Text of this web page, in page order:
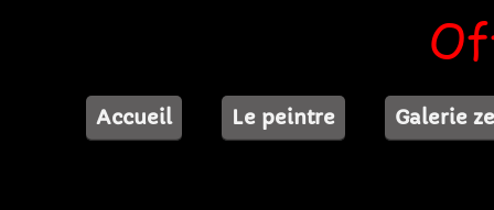
Accueil Le peintre Galerie